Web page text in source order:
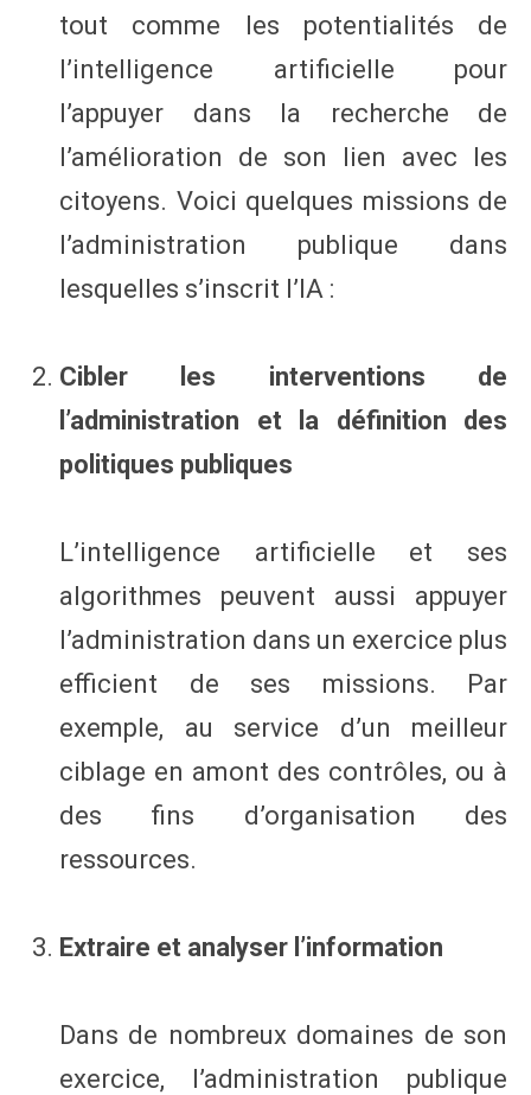
tout comme les potentialités de
l’intelligence artificielle pour
l’appuyer dans la recherche de
l’amélioration de son lien avec les
citoyens. Voici quelques missions de
l’administration publique dans
lesquelles s’inscrit l’IA :
Cibler les interventions de
l’administration et la définition des
politiques publiques
L’intelligence artificielle et ses
algorithmes peuvent aussi appuyer
l’administration dans un exercice plus
efficient de ses missions. Par
exemple, au service d’un meilleur
ciblage en amont des contrôles, ou à
des fins d’organisation des
ressources.
Extraire et analyser l’information
Dans de nombreux domaines de son
exercice, l’administration publique